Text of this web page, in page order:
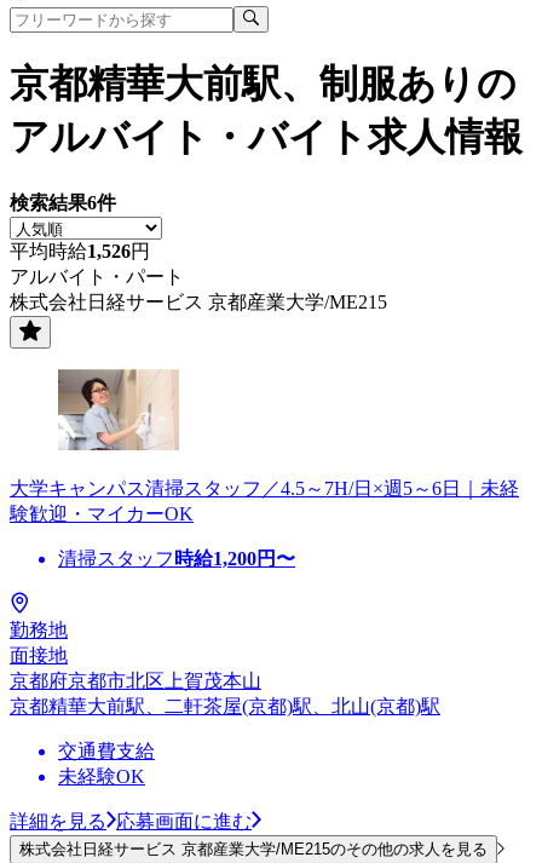
京都精華大前駅、制服あり の
アルバイト・バイト求人情報
検索結果6件
平均時給1,526円
アルバイト・パート
株式会社日経サービス 京都産業大学/ME215
大学キャンパス清掃スタッフ／4.5～7H/日×週5～6日｜未経
験歓迎・マイカーOK
清掃スタッフ 時給1,200円〜
勤務地
面接地
京都府京都市北区上賀茂本山
京都精華大前駅、二軒茶屋(京都)駅、北山(京都)駅
交通費支給
未経験OK
詳細を見る 応募画面に進む
株式会社日経サービス 京都産業大学/ME215のその他の求人を見る